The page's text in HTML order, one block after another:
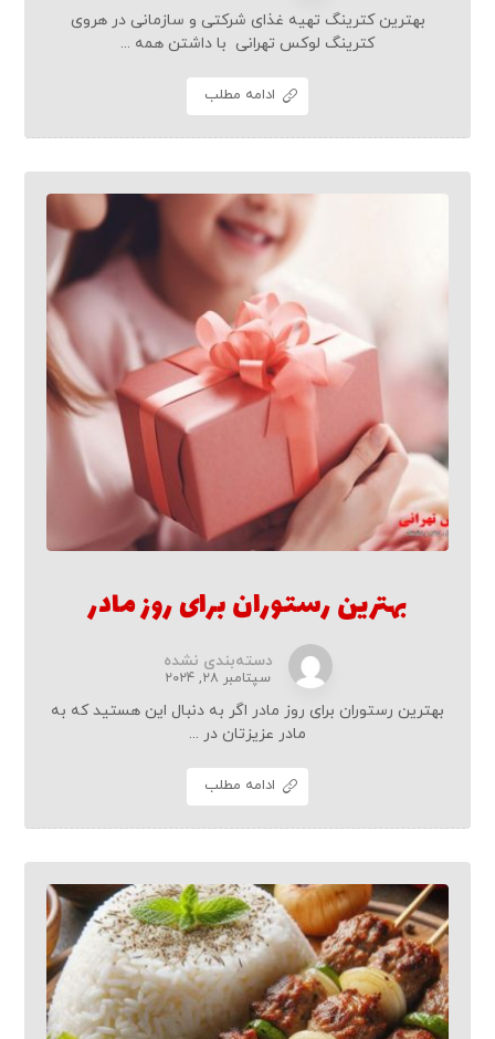
بهترین کترینگ تهیه غذای شرکتی و سازمانی در هروی
کترینگ لوکس تهرانی با داشتن همه ...
ادامه مطلب
بهترین رستوران برای روز مادر
دسته‌بندی نشده
سپتامبر ۲۸, ۲۰۲۴
بهترین رستوران برای روز مادر اگر به دنبال این هستید که به
مادر عزیزتان در ...
ادامه مطلب